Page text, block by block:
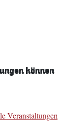
können
Veranstaltungen